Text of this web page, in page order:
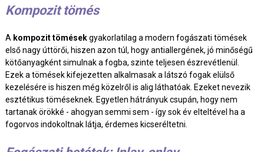
Kompozit tömés
A kompozit tömésekgyakorlatilag a modern fogászati tömések
első nagy úttörői, hiszen azon túl, hogy antiallergének, jó minőségű
kötőanyagként simulnak a fogba, szinte teljesen észrevétlenül.
Ezek a tömések kifejezetten alkalmasak a látszó fogak elülső
kezelésére is hiszen még közelről is alig láthatóak. Ezeket nevezik
esztétikus töméseknek. Egyetlen hátrányuk csupán, hogy nem
tartanak örökké - ahogyan semmi sem - így sok év elteltével ha a
fogorvos indokoltnak látja, érdemes kicseréltetni.